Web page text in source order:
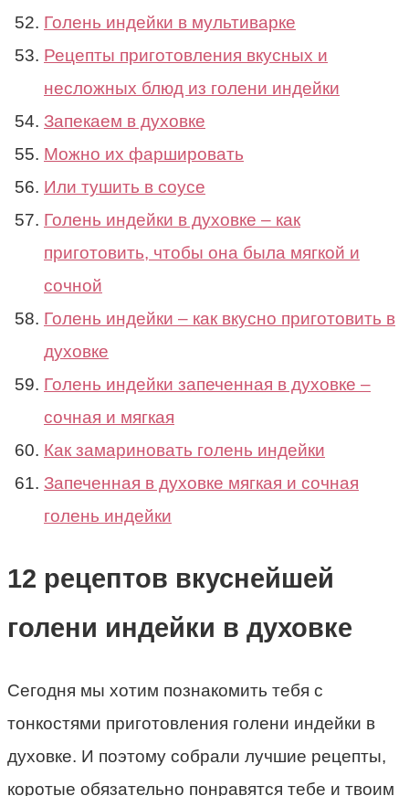
Голень индейки в мультиварке
Рецепты приготовления вкусных и
несложных блюд из голени индейки
Запекаем в духовке
Можно их фаршировать
Или тушить в соусе
Голень индейки в духовке – как
приготовить, чтобы она была мягкой и
сочной
Голень индейки – как вкусно приготовить в
духовке
Голень индейки запеченная в духовке –
сочная и мягкая
Как замариновать голень индейки
Запеченная в духовке мягкая и сочная
голень индейки
12 рецептов вкуснейшей
голени индейки в духовке
Сегодня мы хотим познакомить тебя с
тонкостями приготовления голени индейки в
духовке. И поэтому собрали лучшие рецепты,
коротые обязательно понравятся тебе и твоим